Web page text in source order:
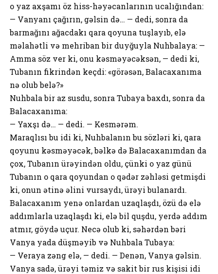
o yaz axşamı öz hiss-həyəcanlarının ucalığından:
— Vanyanı çağırın, gəlsin də… — dedi, sonra da
barmağını ağacdakı qara qoyuna tuşlayıb, elə
məlahətli və mehriban bir duyğuyla Nuhbalaya: —
Amma söz ver ki, onu kəsməyəcəksən, — dedi ki,
Tubanın fikrindən keçdi: «görəsən, Balacaxanıma
nə olub belə?»
Nuhbala bir az susdu, sonra Tubaya baxdı, sonra da
Balacaxanıma:
— Yaxşı də… — dedi. — Kesmərəm.
Maraqlısı bu idi ki, Nuhbalanın bu sözləri ki, qara
qoyunu kəsməyəcək, bəlkə də Balacaxanımdan da
çox, Tubanın ürəyindən oldu, çünki o yaz günü
Tubanın o qara qoyundan o qədər zəhləsi getmişdi
ki, onun ətinə əlini vursaydı, ürəyi bulanardı.
Balacaxanım yenə onlardan uzaqlaşdı, özü də elə
addımlarla uzaqlaşdı ki, elə bil quşdu, yerdə addım
atmır, göydə uçur. Necə olub ki, səhərdən bəri
Vanya yada düşməyib və Nuhbala Tubaya:
— Veraya zəng elə, — dedi. — Denən, Vanya gəlsin.
Vanya sadə, ürəyi təmiz və sakit bir rus kişisi idi